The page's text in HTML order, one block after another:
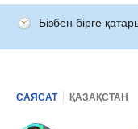
Бізбен бірге
САЯСАТ ҚАЗАҚСТАН